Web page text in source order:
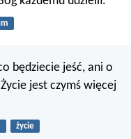
będziecie jeść, ani o
jest czymś więcej
życie